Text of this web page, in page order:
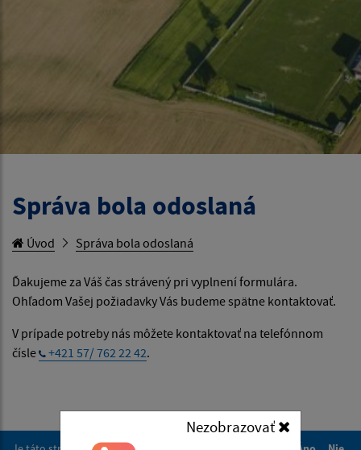
Nezobrazovať
Správa bola odoslaná
Úvod Správa bola odoslaná
Ďakujeme za Váš čas strávený pri vyplnení formulára.
Ohľadom Vašej požiadavky Vás budeme spätne kontaktovať.
V prípade potreby nás môžete kontaktovať na telefónnom
čísle
+421 57/ 762 22 42.